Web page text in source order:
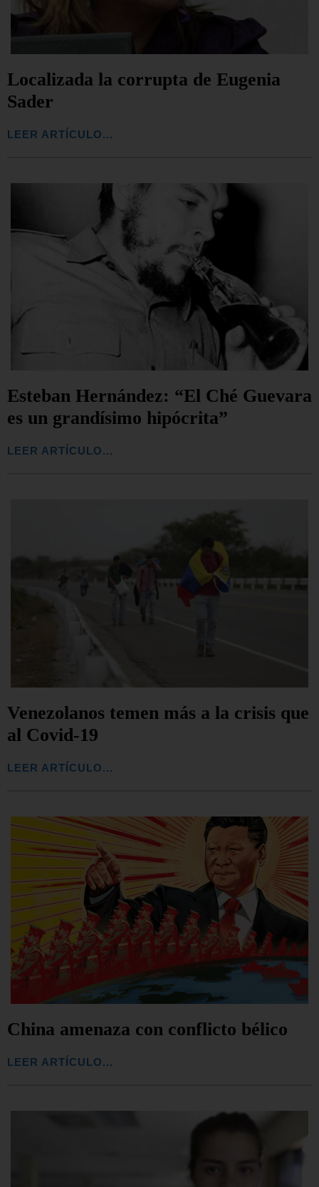
Localizada la corrupta de Eugenia
Sader
LEER ARTÍCULO...
Esteban Hernández: “El Ché Guevara
es un grandísimo hipócrita”
LEER ARTÍCULO...
Venezolanos temen más a la crisis que
al Covid-19
LEER ARTÍCULO...
China amenaza con conflicto bélico
LEER ARTÍCULO...